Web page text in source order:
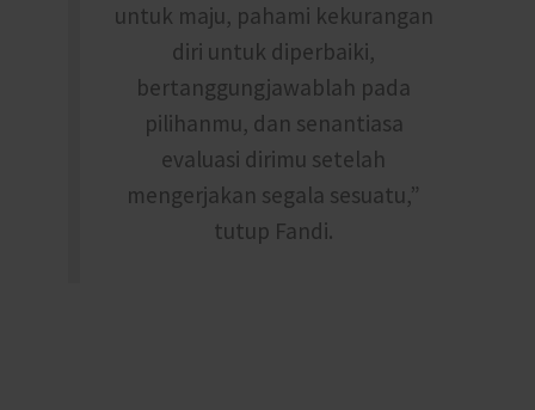
untuk maju, pahami kekurangan
diri untuk diperbaiki,
bertanggungjawablah pada
pilihanmu, dan senantiasa
evaluasi dirimu setelah
mengerjakan segala sesuatu,”
tutup Fandi.